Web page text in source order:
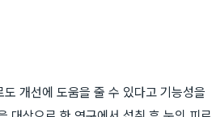
개선에 도움을 줄 수 있다고 기능성을